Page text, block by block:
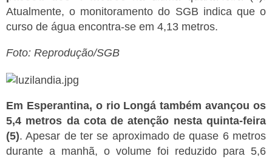
Atualmente, o monitoramento do SGB indica que o
curso de água encontra-se em 4,13 metros.
Foto: Reprodução/SGB
Em Esperantina, o rio Longá também avançou os
5,4 metros da cota de atenção nesta quinta-feira
(5). Apesar de ter se aproximado de quase 6 metros
durante a manhã, o volume foi reduzido para 5,6